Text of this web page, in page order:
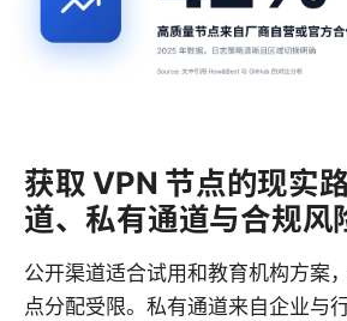
获取 VPN 节点的现实
道、私有通道与合规风
公开渠道适合试用和教育机构方案
点分配受限。私有通道来自企业与